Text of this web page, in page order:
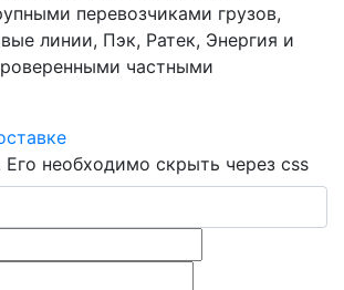
перевозчиками грузов,
линии, Пэк, Ратек, Энергия и
частными
Его необходимо скрыть через css